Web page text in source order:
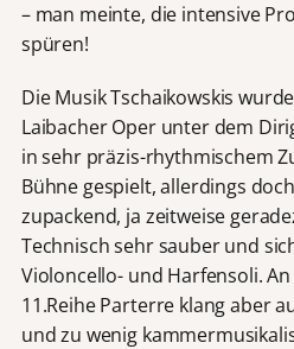
– man meinte, die intensive
spüren!
Die Musik Tschaikowskis
Laibacher Oper unter dem
in sehr präzis-rhythmischem
Bühne gespielt, allerdings
zupackend, ja zeitweise
Technisch sehr sauber und
Violoncello- und Harfensoli.
11.Reihe Parterre klang aber
und zu wenig